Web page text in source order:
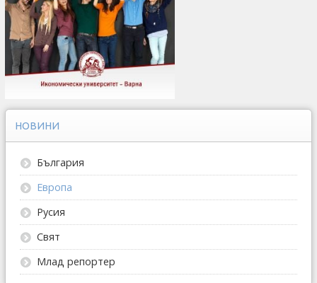
НОВИНИ
България
Европа
Русия
Свят
Млад репортер